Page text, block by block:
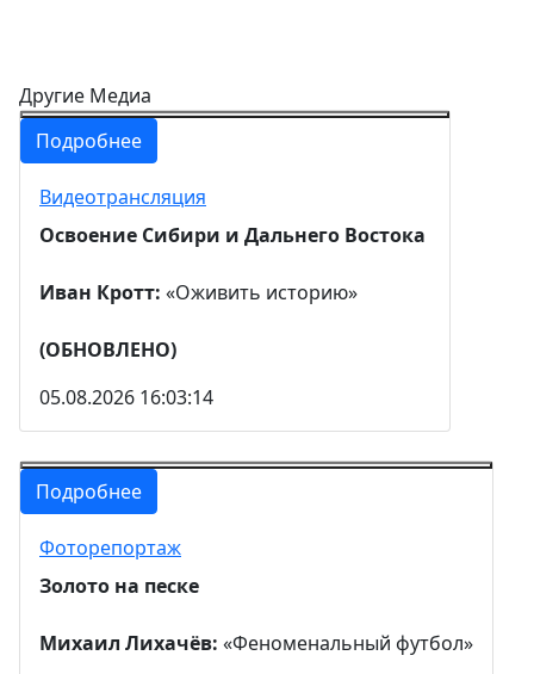
Другие Медиа
Подробнее
Видеотрансляция
Освоение Сибири и Дальнего Востока
Иван Кротт: «Оживить историю»
(ОБНОВЛЕНО)
05.08.2026 16:03:14
Подробнее
Фоторепортаж
Золото на песке
Михаил Лихачёв: «Феноменальный футбол»